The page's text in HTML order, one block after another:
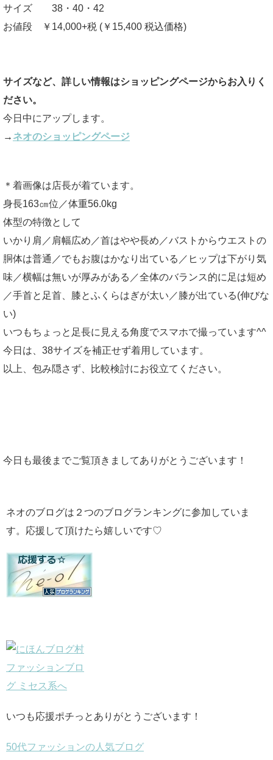
サイズ 38・40・42
お値段 ￥14,000+税 (￥15,400 税込価格)
サイズなど、詳しい情報はショッピングページからお入りく
ださい。
今日中にアップします。
→ ネオのショッピングページ
＊着画像は店長が着ています。
身長163㎝位／体重56.0kg
体型の特徴として
いかり肩／肩幅広め／首はやや長め／バストからウエストの
胴体は普通／でもお腹はかなり出ている／ヒップは下がり気
味／横幅は無いが厚みがある／全体のバランス的に足は短め
／手首と足首、膝とふくらはぎが太い／膝が出ている(伸びな
い)
いつもちょっと足長に見える角度でスマホで撮っています^^
今日は、38サイズを補正せず着用しています。
以上、包み隠さず、比較検討にお役立てください。
今日も最後までご覧頂きましてありがとうございます！
ネオのブログは２つのブログランキングに参加していま
す。応援して頂けたら嬉しいです♡
いつも応援ポチっとありがとうございます！
50代ファッションの人気ブログ